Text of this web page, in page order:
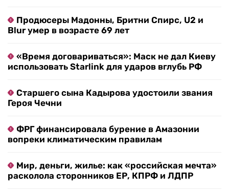
Продюсеры Мадонны, Бритни Спирс, U2 и
Blur умер в возрасте 69 лет
«Время договариваться»: Маск не дал Киеву
использовать Starlink для ударов вглубь РФ
Старшего сына Кадырова удостоили звания
Героя Чечни
ФРГ финансировала бурение в Амазонии
вопреки климатическим правилам
Мир, деньги, жилье: как «российская мечта»
расколола сторонников ЕР, КПРФ и ЛДПР